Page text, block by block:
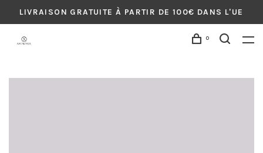
LIVRAISON GRATUITE À PARTIR DE 100€ DANS L'UE
0